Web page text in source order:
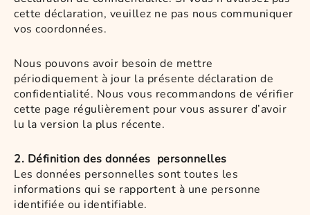
cette déclaration, veuillez ne pas nous communiquer
vos coordonnées.
Nous pouvons avoir besoin de mettre
périodiquement à jour la présente déclaration de
confidentialité. Nous vous recommandons de vérifier
cette page régulièrement pour vous assurer d’avoir
lu la version la plus récente.
2. Définition des données personnelles
Les données personnelles sont toutes les
informations qui se rapportent à une personne
identifiée ou identifiable.